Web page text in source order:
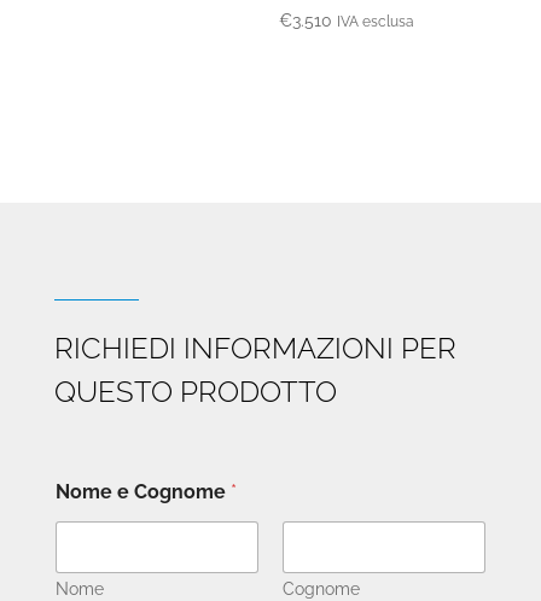
€3.510 IVA esclusa
RICHIEDI INFORMAZIONI PER
QUESTO PRODOTTO
Nome e Cognome *
Nome Cognome